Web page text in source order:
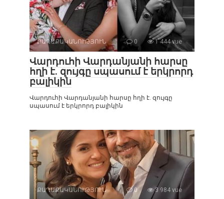
ՔԱՂԱՔԱԿԱՆՈՒԹՅՈՒՆ 0 1 444 vue
Վարդուհի Վարդանյանի հարսը
հղի է. զույգը սպասում է երկրորդ
բալիկին
Վարդուհի Վարդանյանի հարսը հղի է. զույգը
սպասում է երկրորդ բալիկին
ՔԱՂԱՔԱԿԱՆՈՒԹՅՈՒՆ 0 3 984 vue